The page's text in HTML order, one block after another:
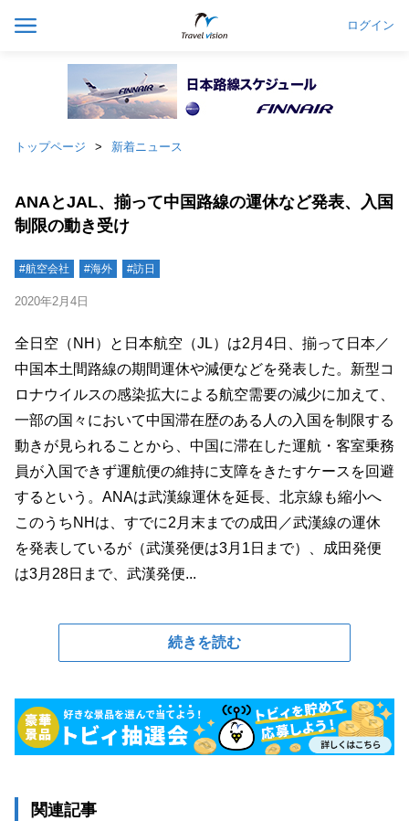
ログイン
トップページ 新着ニュース
ANAとJAL、揃って中国路線の運休など発表、入国
制限の動き受け
#航空会社 #海外 #訪日
2020年2月4日
全日空（NH）と日本航空（JL）は2月4日、揃って日本／
中国本土間路線の期間運休や減便などを発表した。新型コ
ロナウイルスの感染拡大による航空需要の減少に加えて、
一部の国々において中国滞在歴のある人の入国を制限する
動きが見られることから、中国に滞在した運航・客室乗務
員が入国できず運航便の維持に支障をきたすケースを回避
するという。ANAは武漢線運休を延長、北京線も縮小へ
このうちNHは、すでに2月末までの成田／武漢線の運休
を発表しているが（武漢発便は3月1日まで）、成田発便
は3月28日まで、武漢発便...
続きを読む
関連記事